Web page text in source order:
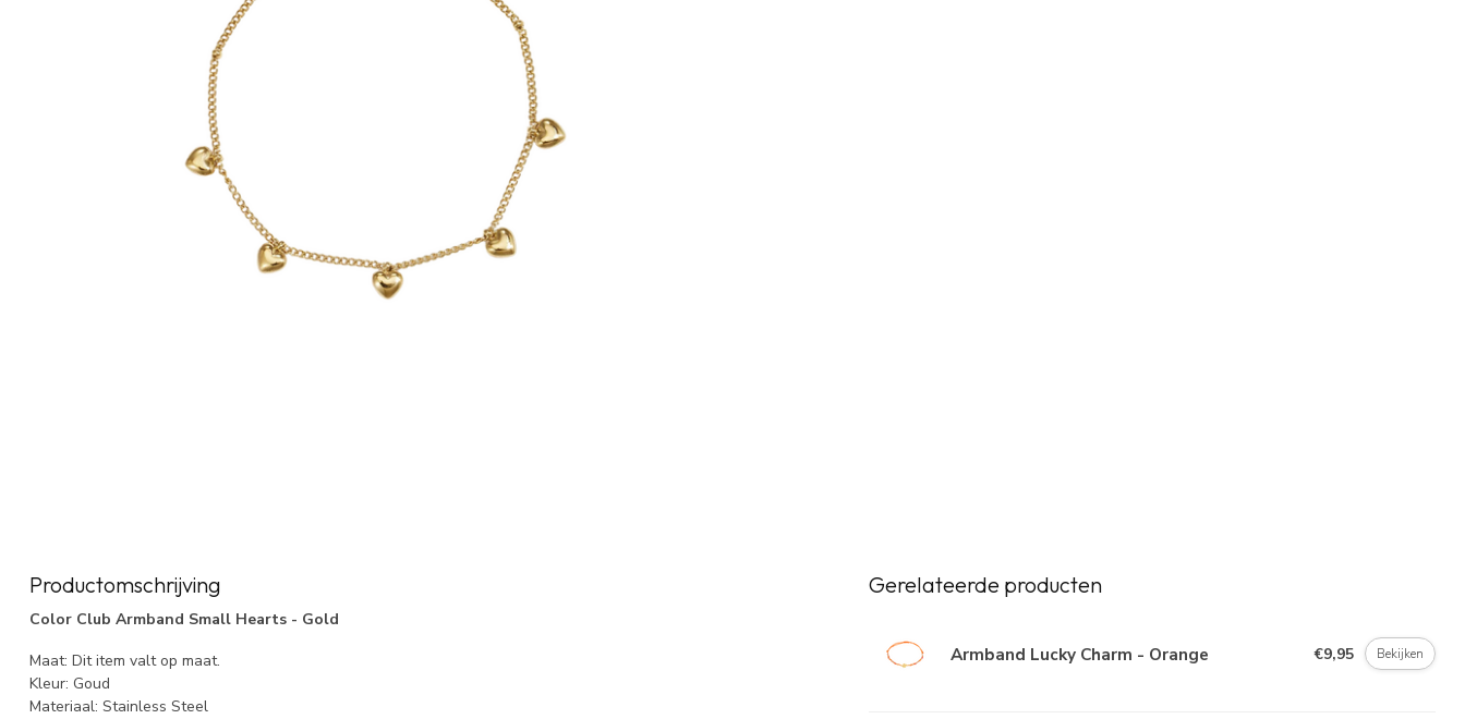
Productomschrijving
Color Club Armband Small Hearts - Gold
Maat: Dit item valt op maat.
Kleur: Goud
Materiaal: Stainless Steel
Gerelateerde producten
Armband Lucky Charm - Orange €9,95 Bekijken